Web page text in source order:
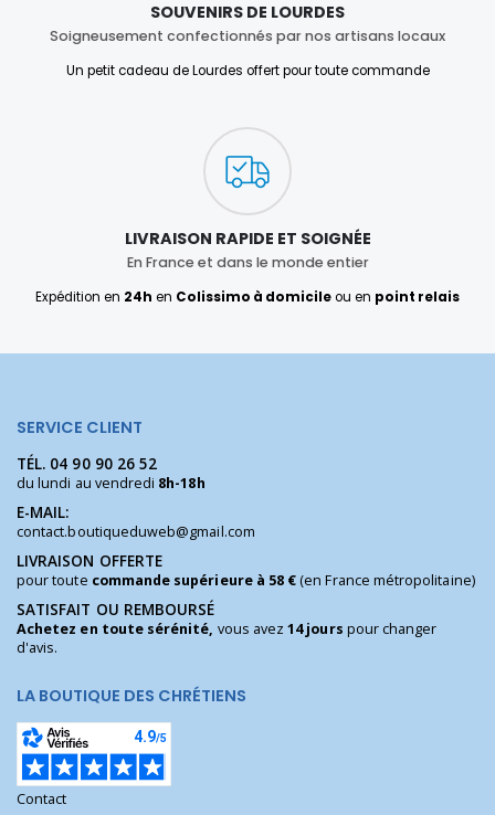
SOUVENIRS DE LOURDES
Soigneusement confectionnés par nos artisans locaux
Un petit cadeau de Lourdes offert pour toute commande
LIVRAISON RAPIDE ET SOIGNÉE
En France et dans le monde entier
Expédition en 24h en Colissimo à domicileou en point relais
SERVICE CLIENT
TÉL. 04 90 90 26 52
du lundi au vendredi 8h-18h
E-MAIL:
contact.boutiqueduweb@gmail.com
LIVRAISON OFFERTE
pour toute commande supérieure à 58 €(en France métropolitaine)
SATISFAIT OU REMBOURSÉ
Achetez en toute sérénité, vous avez14 jours pour changer
d'avis.
LA BOUTIQUE DES CHRÉTIENS
Contact